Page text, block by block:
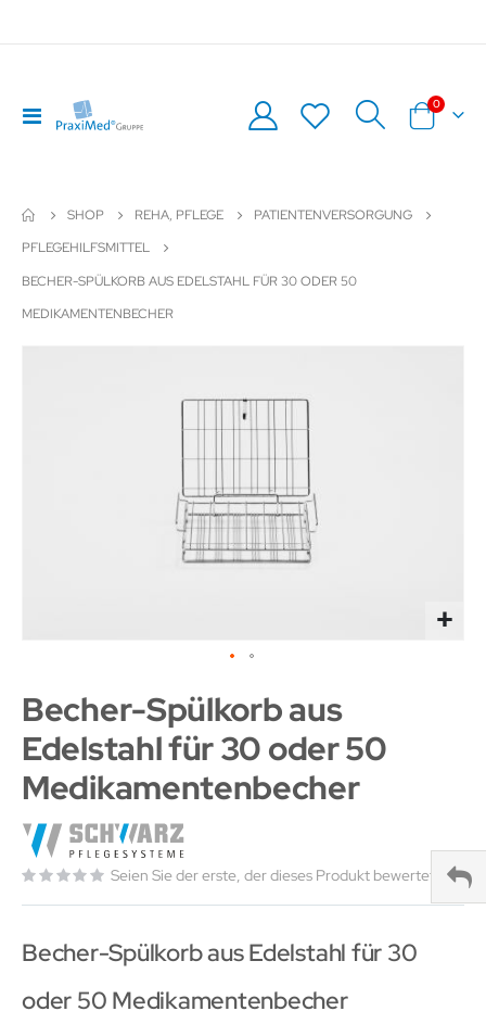
Navigation
umschalten
Warenkorb
0Artikel
SHOP REHA, PFLEGE
PATIENTENVERSORGUNG
PFLEGEHILFSMITTEL
BECHER-SPÜLKORB AUS EDELSTAHL FÜR 30 ODER 50
MEDIKAMENTENBECHER
Becher-Spülkorb aus
Edelstahl für 30 oder 50
Medikamentenbecher
Seien Sie der erste, der dieses Produkt bewertet
Becher-Spülkorb aus Edelstahl für 30
oder 50 Medikamentenbecher